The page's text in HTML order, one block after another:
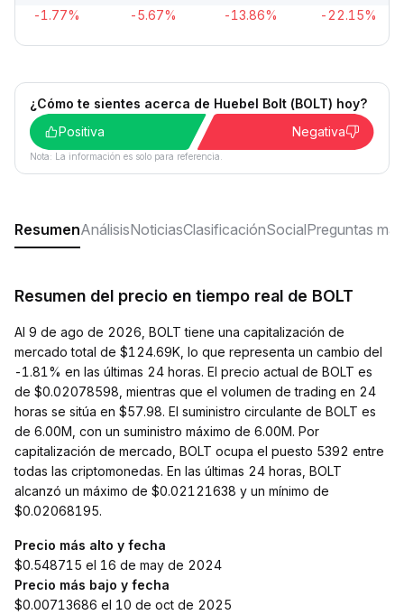
-1.77% -5.67% -13.86% -22.15%
¿Cómo te sientes acerca de Huebel Bolt (BOLT) hoy?
Positiva
Negativa
Nota: La información es solo para referencia.
ResumenAnálisisNoticiasClasificaciónSocialPreguntas
Resumen del precio en tiempo real de BOLT
Al 9 de ago de 2026, BOLT tiene una capitalización de
mercado total de $124.69K, lo que representa un cambio del
-1.81% en las últimas 24 horas. El precio actual de BOLT es
de $0.02078598, mientras que el volumen de trading en 24
horas se sitúa en $57.98. El suministro circulante de BOLT es
de 6.00M, con un suministro máximo de 6.00M. Por
capitalización de mercado, BOLT ocupa el puesto 5392 entre
todas las criptomonedas. En las últimas 24 horas, BOLT
alcanzó un máximo de $0.02121638 y un mínimo de
$0.02068195.
Precio más alto y fecha
$0.548715 el 16 de may de 2024
Precio más bajo y fecha
$0.00713686 el 10 de oct de 2025